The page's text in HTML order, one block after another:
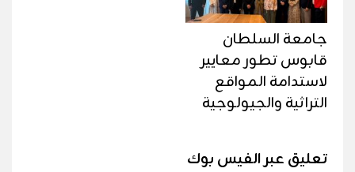
جامعة السلطان
قابوس تطور معايير
لاستدامة المواقع
التراثية والجيولوجية
تعليق عبر الفيس بوك